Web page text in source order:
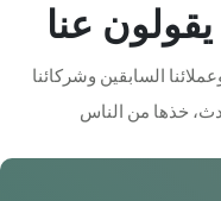
السابقين وشركائنا